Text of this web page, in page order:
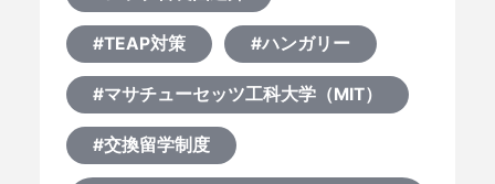
#TEAP対策 #ハンガリー
#マサチューセッツ工科大学（MIT）
#交換留学制度